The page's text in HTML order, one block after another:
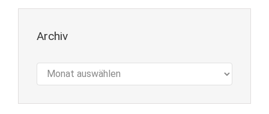
Archiv